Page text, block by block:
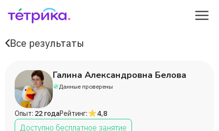
Все результаты
Галина Александровна Белова
Данные проверены
Опыт: 22 годаРейтинг: 4,8
Доступно бесплатное занятие